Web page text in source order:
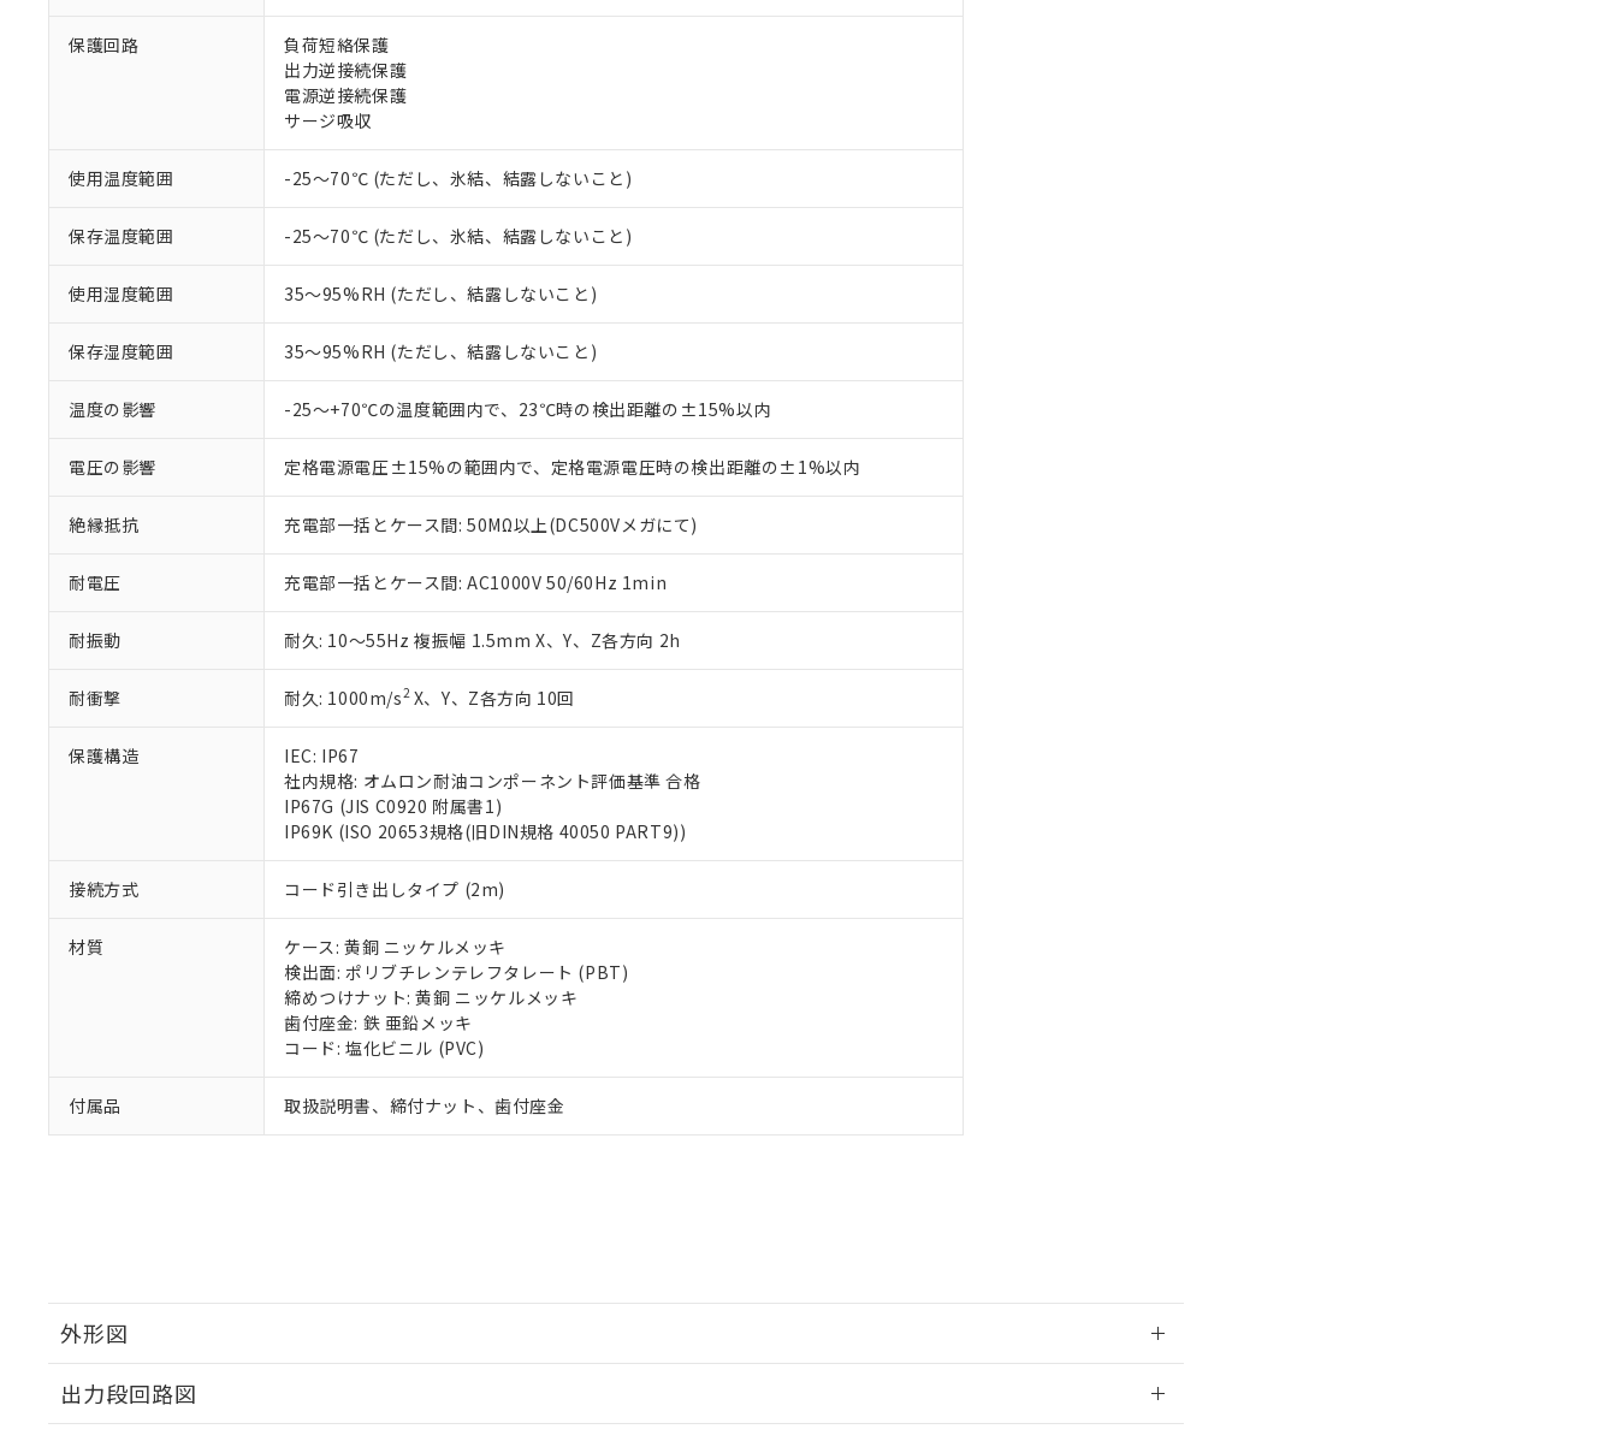
保護回路
負荷短絡保護
出力逆接続保護
電源逆接続保護
サージ吸収
使用温度範囲 -25～70℃ (ただし、氷結、結露しないこと)
保存温度範囲 -25～70℃ (ただし、氷結、結露しないこと)
使用湿度範囲 35～95%RH (ただし、結露しないこと)
保存湿度範囲 35～95%RH (ただし、結露しないこと)
温度の影響 -25～+70℃の温度範囲内で、23℃時の検出距離の±15%以内
電圧の影響 定格電源電圧±15%の範囲内で、定格電源電圧時の検出距離の±1%以内
絶縁抵抗 充電部一括とケース間: 50MΩ以上(DC500Vメガにて)
耐電圧 充電部一括とケース間: AC1000V 50/60Hz 1min
耐振動 耐久: 10～55Hz 複振幅 1.5mm X、Y、Z各方向 2h
耐衝撃 耐久: 1000m/s2X、Y、Z各方向 10回
保護構造
IEC: IP67
社内規格: オムロン耐油コンポーネント評価基準 合格
IP67G (JIS C0920 附属書1)
IP69K (ISO 20653規格(旧DIN規格 40050 PART9))
接続方式 コード引き出しタイプ (2m)
材質
ケース: 黄銅 ニッケルメッキ
検出面: ポリブチレンテレフタレート (PBT)
締めつけナット: 黄銅 ニッケルメッキ
歯付座金: 鉄 亜鉛メッキ
コード: 塩化ビニル (PVC)
付属品 取扱説明書、締付ナット、歯付座金
外形図
出力段回路図
本サービスは、当社制御機器事業取扱商品の当社在庫状況および標準価格(税抜)を提供させていただ
正式な納期状況および標準価格はお客様のお取引先、またはお客様担当のオムロン制御機器販売店・
当社販売員にご相談ください。
在庫状況および標準価格結果を当社の事前の承諾なく第三者に漏洩または開示しないようお願いしま
す。
マイパーツ機能（部品リスト作成サービス）をご利用いただくには、I-Webメンバーズにご登録され
ている必要があります。
お客様が当ウェブサイト上で当社にご登録された部品リストについて、当社および当社の共同利用者
が、当社の製品・サービスに関するお客様との取引・商談に必要な範囲で利用することをご了承くだ
※当社の共同利用者とは、"個人情報の共同利用に関して"
いる法人を指します。
*EU RoHS指令（10物質）：
鉛(Pb) 1000ppm以下、 水銀(Hg) 1000ppm以下、 カドミウム(Cd) 100ppm以下、
六価クロム(Cr(Ⅵ)) 1000ppm以下、ポリ臭化ビフェニル類(PBB) 1000ppm以下、ポリ臭化ジフェニルエーテル類(PBDE) 1000ppm以下、
フタル酸ビス(2-エチルヘキシル) (DEHP)(別名：DOP) 1000ppm以下、フタル酸ブチルベンジル（BBP） 1000ppm以下、フタル酸ジブチ
ル（DBP） 1000ppm以下、フタル酸ジイソブチル (DIBP) 1000ppm以下
但し、RoHS指令で産業用監視および制御機器に対する適用除外項目は除く。
※2 対応予定月
部品在庫の切り替え状況などにより、予定月が前後することがあります。
※3 非含有証明書ダウンロード
下記の非含有証明書をダウンロードすることができます。
51物質の非含有証明書（当社基準）
※本証明書は発行日時点で非含有を証明するもので、過去に遡って非含有を証明するものではありません。
また、RoHS指令のフタル酸エステル類４物質の対応では、対応完了までの期間は出荷製品に未対応品が
混在することから備考欄に対応日を記載しておりました。
既に当社にて対応品への在庫切替を完了していることから、特段のことがない限り、2022年1月12日よ
「－」：未確認です。当社販売部門へお問い合わせください。
*中国RoHS10物質の基準値 (GB/T26572)：
Pb(鉛) :1000ppm、 Hg(水銀) : 1000ppm、 Cd(カドミウム) : 100ppm、
DEHP(フタル酸ビス(2-エチルヘキシル)) : 1000ppm
※2 環境保護使用期限
「10」：通常の使用状況下において有害物質が外部に漏えいし、環境に深刻な影響を及ぼさない年数を意
味します。
「－」：未確認です。当社販売部門へお問い合わせください。
当社は、これら貴社製品のうち、外国為替および外国貿易法に定める商品（以下｢規制貨物等」とい
当社は貴社製品を、核兵器、ミサイル、化学兵器、生物兵器またはその他武器並びにこれらの製造装
置等に一切使用いたしません。
当社は、貴社製品を第三者に販売する場合は、上記1、2および3の内容を当該第三者に通知します。
たしません。
△ 一定数には満たないが在庫あり
－
在庫なし(最新の在庫状況については、お客様のお取引先、またはお客様担当のオムロン制御
白